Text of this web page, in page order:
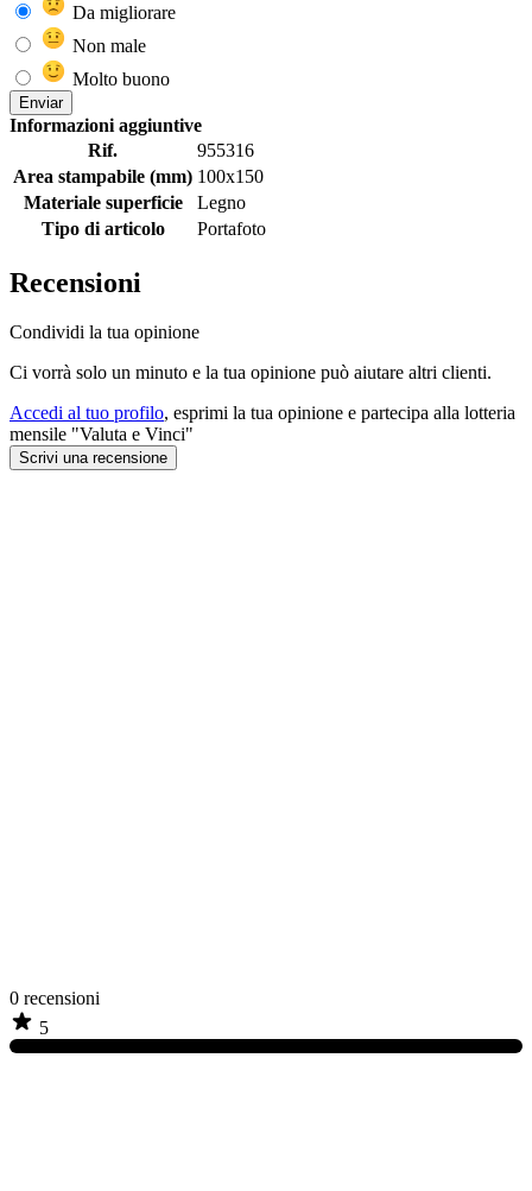
Da migliorare
Non male
Molto buono
Enviar
Informazioni aggiuntive
Rif.
955316
Area stampabile (mm) 100x150
Materiale superficie
Legno
Tipo di articolo
Portafoto
Recensioni
Condividi la tua opinione
Ci vorrà solo un minuto e la tua opinione può aiutare altri clienti.
Accedi al tuo profilo, esprimi la tua opinione e partecipa alla lotteria
mensile "Valuta e Vinci"
Scrivi una recensione
0 recensioni
5